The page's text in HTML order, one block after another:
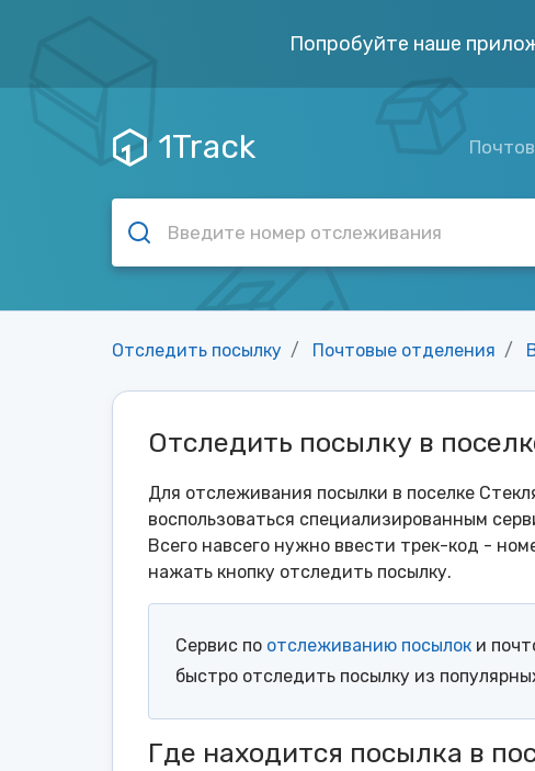
Попробуйте наше
1Track
Отследить посылку Почтовые отделения
Отследить посылку в
Для отслеживания посылки в поселке
воспользоваться специализированным
Всего навсего нужно ввести трек-код -
нажать кнопку отследить посылку.
Сервис по отслеживанию посылок и
быстро отследить посылку из
Где находится посылка в